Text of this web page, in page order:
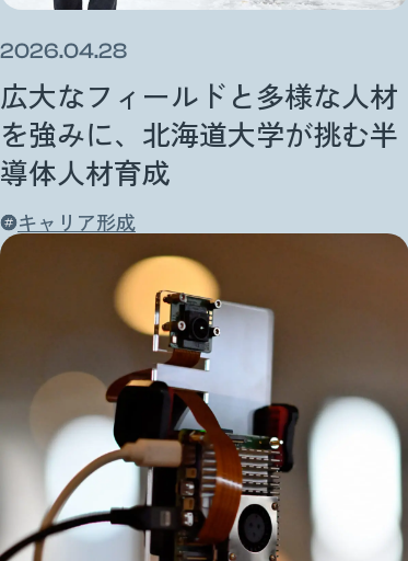
2026.04.28
広大なフィールドと多様な人材
を強みに、北海道大学が挑む半
導体人材育成
キャリア形成